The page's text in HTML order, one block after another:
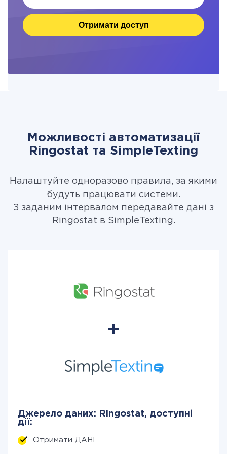
Отримати доступ
Можливості автоматизації
Ringostat та SimpleTexting
Налаштуйте одноразово правила, за якими
будуть працювати системи.
З заданим інтервалом передавайте дані з
Ringostat в SimpleTexting.
Джерело даних: Ringostat, доступні
дії:
Отримати ДАНІ